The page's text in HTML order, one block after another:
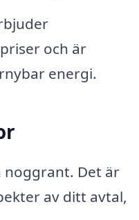
och är
energi.
noggrant. Det är
av ditt avtal,